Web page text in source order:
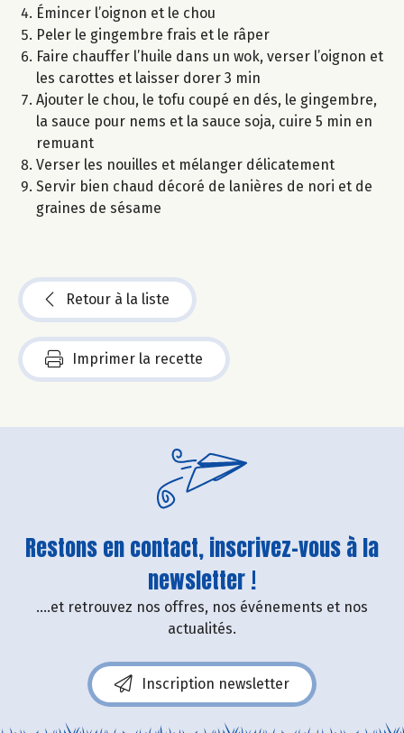
Émincer l’oignon et le chou
Peler le gingembre frais et le râper
Faire chauffer l’huile dans un wok, verser l’oignon et
les carottes et laisser dorer 3 min
Ajouter le chou, le tofu coupé en dés, le gingembre,
la sauce pour nems et la sauce soja, cuire 5 min en
remuant
Verser les nouilles et mélanger délicatement
Servir bien chaud décoré de lanières de nori et de
graines de sésame
Retour à la liste
Imprimer la recette
Restons en contact, inscrivez-vous à la
newsletter !
....et retrouvez nos offres, nos événements et nos
actualités.
Inscription newsletter